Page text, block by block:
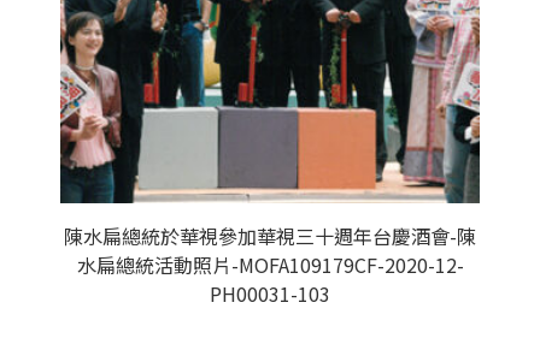
陳水扁總統於華視參加華視三十週年台慶酒會-陳
水扁總統活動照片-MOFA109179CF-2020-12-
PH00031-103